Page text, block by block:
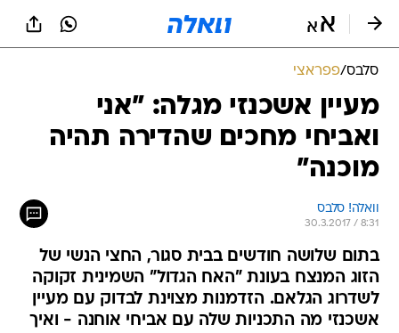
סלבס/פפראצי
מעיין אשכנזי מגלה: "אני
ואביחי מחכים שהדירה תהיה
מוכנה"
וואלה! סלבס
30.3.2017 / 8:31
בתום שלושה חודשים בבית סגור, החצי הנשי של
הזוג המנצח בעונת "האח הגדול" השמינית זקוקה
לשדרוג הגלאם. הזדמנות מצוינת לבדוק עם מעיין
אשכנזי מה התכניות שלה עם אביחי אוחנה - ואיך